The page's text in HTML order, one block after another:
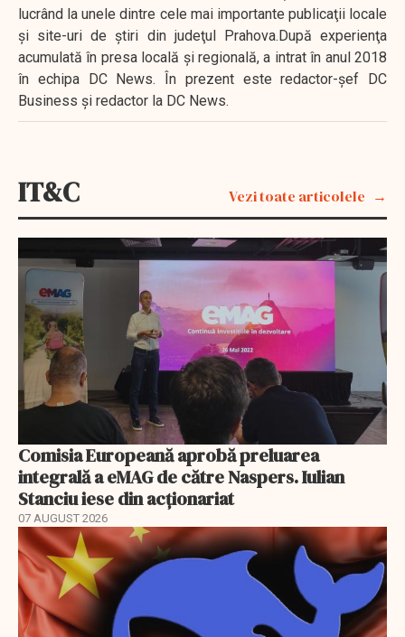
lucrând la unele dintre cele mai importante publicaţii locale
şi site-uri de ştiri din judeţul Prahova.După experienţa
acumulată în presa locală şi regională, a intrat în anul 2018
în echipa DC News. În prezent este redactor-şef DC
Business şi redactor la DC News.
IT&C Vezi toate articolele
Comisia Europeană aprobă preluarea
integrală a eMAG de către Naspers. Iulian
Stanciu iese din acționariat
07 AUGUST 2026